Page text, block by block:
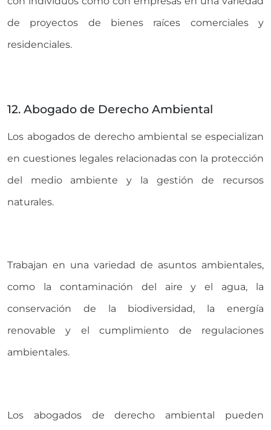
de proyectos de bienes raíces comerciales y
residenciales.
12. Abogado de Derecho Ambiental
Los abogados de derecho ambiental se especializan
en cuestiones legales relacionadas con la protección
del medio ambiente y la gestión de recursos
naturales.
Trabajan en una variedad de asuntos ambientales,
como la contaminación del aire y el agua, la
conservación de la biodiversidad, la energía
renovable y el cumplimiento de regulaciones
ambientales.
Los abogados de derecho ambiental pueden